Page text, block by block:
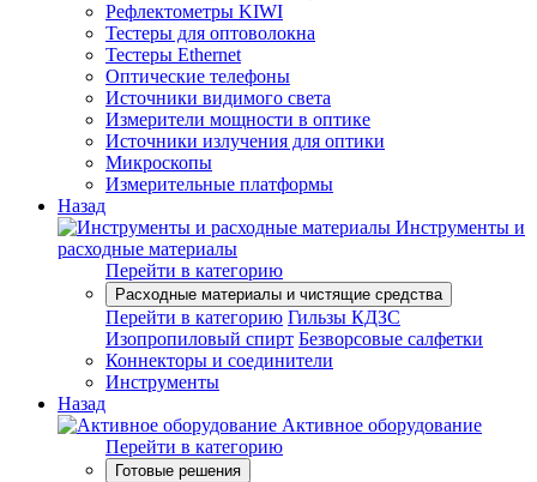
Рефлектометры KIWI
Тестеры для оптоволокна
Тестеры Ethernet
Оптические телефоны
Источники видимого света
Измерители мощности в оптике
Источники излучения для оптики
Микроскопы
Измерительные платформы
Назад
Инструменты и
расходные материалы
Перейти в категорию
Расходные материалы и чистящие средства
Перейти в категорию Гильзы КДЗС
Изопропиловый спирт Безворсовые салфетки
Коннекторы и соединители
Инструменты
Назад
Активное оборудование
Перейти в категорию
Готовые решения